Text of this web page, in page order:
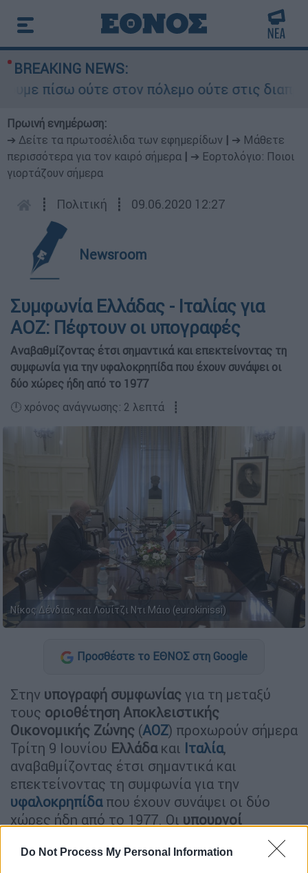
Do Not Process My Personal Information
BREAKING NEWS:
πίσω ούτε στον πόλεμο ούτε στις
Πρωινή ενημέρωση:
➔ Δείτε τα πρωτοσέλιδα των εφημερίδων
➔ Μάθετε
περισσότερα για τον καιρό σήμερα
➔ Εορτολόγιο: Ποιοι
γιορτάζουν σήμερα
┋ Πολιτική ┋ 09.06.2020 12:27
Newsroom
Συμφωνία Ελλάδας - Ιταλίας για
ΑΟΖ: Πέφτουν οι υπογραφές
Αναβαθμίζοντας έτσι σημαντικά και επεκτείνοντας τη
συμφωνία για την υφαλοκρηπίδα που έχουν συνάψει οι
δύο χώρες ήδη από το 1977
🕛 χρόνος ανάγνωσης: 2 λεπτά ┋
Νίκος Δένδιας και Λουίτζι Ντι Μάιο (eurokinissi)
Προσθέστε το ΕΘΝΟΣ στη Google
Στην υπογραφή συμφωνίας για τη μεταξύ
τους οριοθέτηση Αποκλειστικής
Οικονομικής Ζώνης (ΑΟΖ) προχωρούν σήμερα
Τρίτη 9 Ιουνίου Ελλάδα και Ιταλία,
αναβαθμίζοντας έτσι σημαντικά και
επεκτείνοντας τη συμφωνία για την
υφαλοκρηπίδα που έχουν συνάψει οι δύο
χώρες ήδη από το 1977. Οι υπουργοί
Λουίτζι ντι
Μάιοσυναντώνται στην Αθήνα, με τον Ιταλό